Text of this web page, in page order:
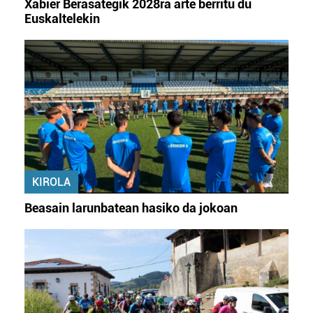
Xabier Berasategik 2028ra arte berritu du
Euskaltelekin
KIROLA
Beasain larunbatean hasiko da jokoan